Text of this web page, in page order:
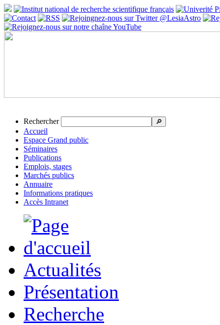
Rechercher 🔎
Accueil
Espace Grand public
Séminaires
Publications
Emplois, stages
Marchés publics
Annuaire
Informations pratiques
Accès Intranet
Actualités
Présentation
Recherche